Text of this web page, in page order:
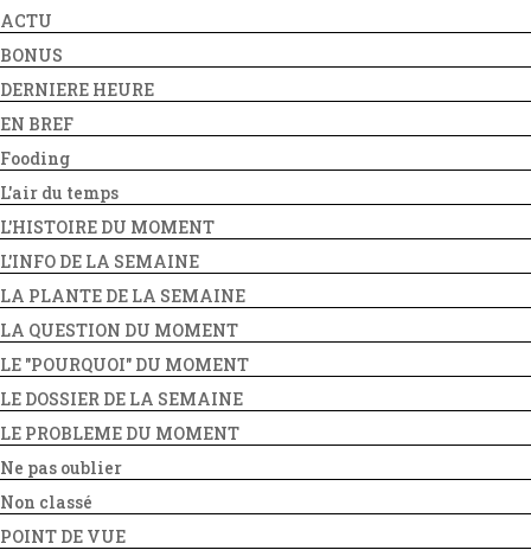
ACTU
BONUS
DERNIERE HEURE
EN BREF
Fooding
L'air du temps
L'HISTOIRE DU MOMENT
L'INFO DE LA SEMAINE
LA PLANTE DE LA SEMAINE
LA QUESTION DU MOMENT
LE "POURQUOI" DU MOMENT
LE DOSSIER DE LA SEMAINE
LE PROBLEME DU MOMENT
Ne pas oublier
Non classé
POINT DE VUE